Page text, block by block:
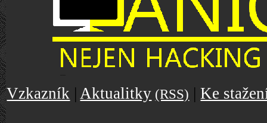
Vzkazník |Aktualitky (RSS) |Ke